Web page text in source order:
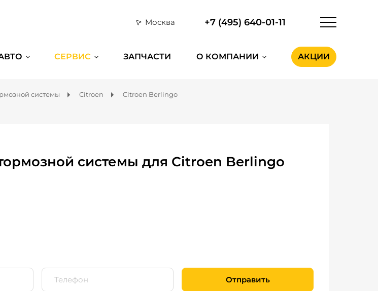
Москва +7 (495) 640-01-11
СЕРВИС ЗАПЧАСТИ О КОМПАНИИ АКЦИИ
системы Citroen Citroen Berlingo
системы для Citroen Berlingo
Отправить